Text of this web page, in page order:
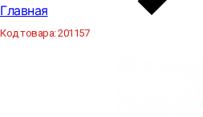
Главная
Код товара:201157